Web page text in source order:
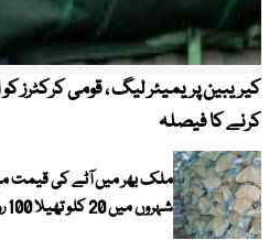
کرنے کا فیصلہ
ملک بھر میں آٹے کی قیمت
شہروں میں 20 کلو تھیلا 100 روپے تک مہنگا